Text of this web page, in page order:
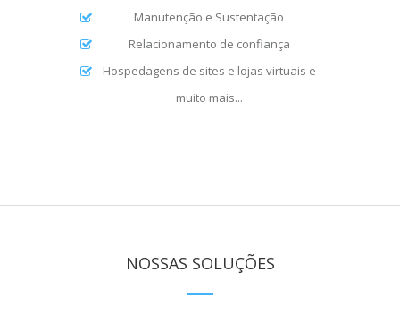
Manutenção e Sustentação
Relacionamento de confiança
Hospedagens de sites e lojas virtuais e
muito mais...
NOSSAS SOLUÇÕES